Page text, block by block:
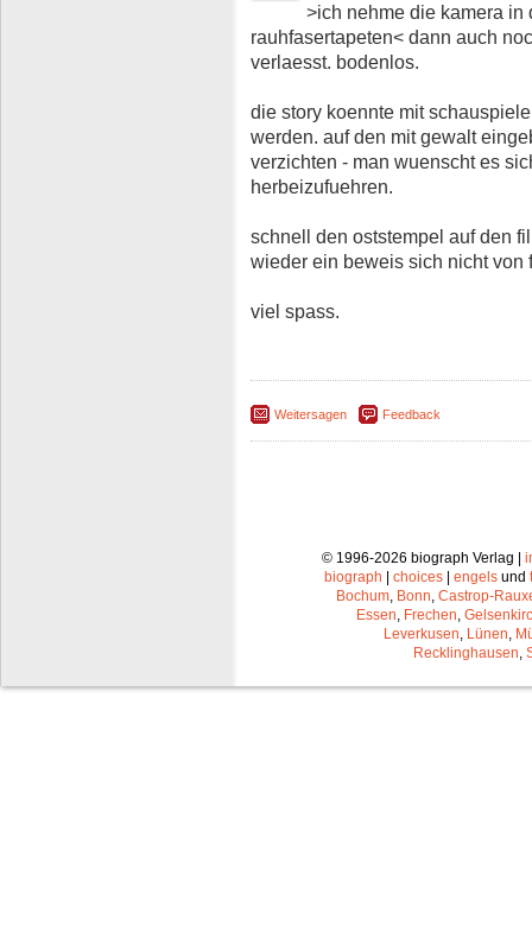
>ich nehme die kamera
rauhfasertapeten< dann auch
verlaesst. bodenlos.
die story koennte mit
werden. auf den mit gewalt
verzichten - man wuenscht es
herbeizufuehren.
schnell den oststempel auf den
wieder ein beweis sich nicht
viel spass.
Weitersagen Feedback
© 1996-2026 biograph Verlag |
biograph | choices | engels und
Bochum Bonn Castrop-
Essen Frechen
Leverkusen Lünen
Recklinghausen